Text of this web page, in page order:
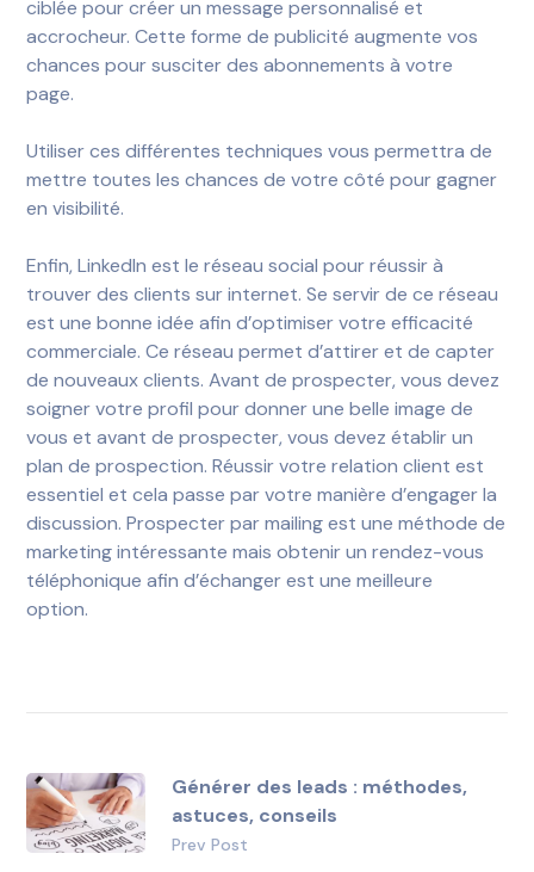
ciblée pour créer un message personnalisé et
accrocheur. Cette forme de publicité augmente vos
chances pour susciter des abonnements à votre
page.
Utiliser ces différentes techniques vous permettra de
mettre toutes les chances de votre côté pour gagner
en visibilité.
Enfin, LinkedIn est le réseau social pour réussir à
trouver des clients sur internet. Se servir de ce réseau
est une bonne idée afin d’optimiser votre efficacité
commerciale. Ce réseau permet d’attirer et de capter
de nouveaux clients. Avant de prospecter, vous devez
soigner votre profil pour donner une belle image de
vous et avant de prospecter, vous devez établir un
plan de prospection. Réussir votre relation client est
essentiel et cela passe par votre manière d’engager la
discussion. Prospecter par mailing est une méthode de
marketing intéressante mais obtenir un rendez-vous
téléphonique afin d’échanger est une meilleure
option.
Générer des leads : méthodes,
astuces, conseils
Prev Post